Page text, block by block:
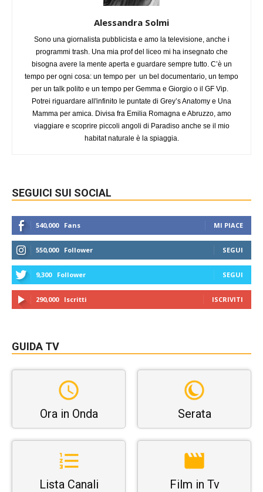
Alessandra Solmi
Sono una giornalista pubblicista e amo la televisione, anche i
programmi trash. Una mia prof del liceo mi ha insegnato che
bisogna avere la mente aperta e guardare sempre tutto. C’è un
tempo per ogni cosa: un tempo per un bel documentario, un tempo
per un talk polito e un tempo per Gemma e Giorgio o il GF Vip.
Potrei riguardare all'infinito le puntate di Grey’s Anatomy e Una
Mamma per amica. Divisa fra Emilia Romagna e Abruzzo, amo
viaggiare e scoprire piccoli angoli di Paradiso anche se il mio
habitat naturale è la spiaggia.
SEGUICI SUI SOCIAL
540,000 Fans MI PIACE
550,000 Follower SEGUI
9,300 Follower SEGUI
290,000 Iscritti ISCRIVITI
GUIDA TV
Ora in Onda Serata
Lista Canali Film in Tv